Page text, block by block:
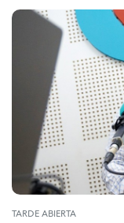
TARDE ABIERTA